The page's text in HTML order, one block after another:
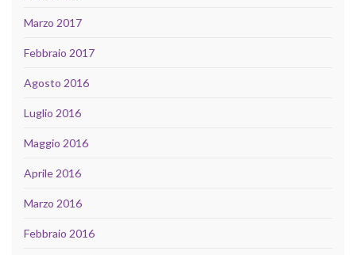
Marzo 2017
Febbraio 2017
Agosto 2016
Luglio 2016
Maggio 2016
Aprile 2016
Marzo 2016
Febbraio 2016